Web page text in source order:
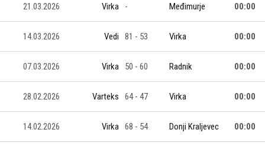
21.03.2026 Virka - Međimurje 00:00
14.03.2026 Vedi 81 - 53 Virka 00:00
07.03.2026 Virka 50 - 60 Radnik 00:00
28.02.2026 Varteks 64 - 47 Virka 00:00
14.02.2026 Virka 68 - 54 Donji Kraljevec 00:00